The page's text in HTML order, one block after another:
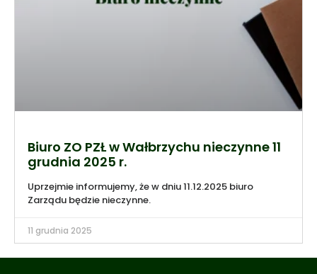
Biuro ZO PZŁ w Wałbrzychu nieczynne 11
grudnia 2025 r.
Uprzejmie informujemy, że w dniu 11.12.2025 biuro
Zarządu będzie nieczynne.
11 grudnia 2025